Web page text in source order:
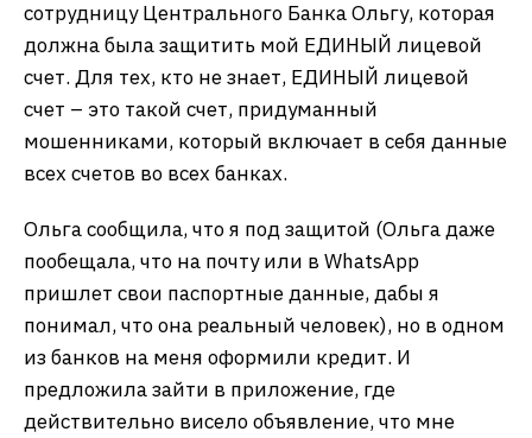
сотрудницу Центрального Банка Ольгу, которая
должна была защитить мой ЕДИНЫЙ лицевой
счет. Для тех, кто не знает, ЕДИНЫЙ лицевой
счет – это такой счет, придуманный
мошенниками, который включает в себя данные
всех счетов во всех банках.
Ольга сообщила, что я под защитой (Ольга даже
пообещала, что на почту или в WhatsApp
пришлет свои паспортные данные, дабы я
понимал, что она реальный человек), но в одном
из банков на меня оформили кредит. И
предложила зайти в приложение, где
действительно висело объявление, что мне